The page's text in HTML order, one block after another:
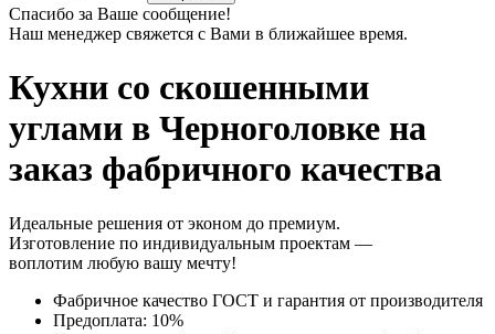
Спасибо за Ваше сообщение!
Наш менеджер свяжется с Вами в ближайшее время.
Кухни со скошенными
углами в Черноголовке на
заказ фабричного качества
Идеальные решения от эконом до премиум.
Изготовление по индивидуальным проектам —
воплотим любую вашу мечту!
Фабричное качество ГОСТ и гарантия от производителя
Предоплата: 10%